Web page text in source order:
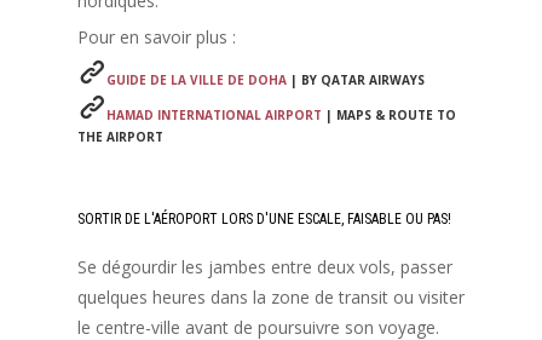
Pour en savoir plus :
GUIDE DE LA VILLE DE DOHA | BY QATAR AIRWAYS
HAMAD INTERNATIONAL AIRPORT | MAPS & ROUTE TO
THE AIRPORT
SORTIR DE L'AÉROPORT LORS D'UNE ESCALE, FAISABLE OU PAS!
Se dégourdir les jambes entre deux vols, passer
quelques heures dans la zone de transit ou visiter
le centre-ville avant de poursuivre son voyage.